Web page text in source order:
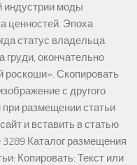
индустрии моды
ценностей. Эпоха
статус владельца
груди, окончательно
Скопировать
с другого
размещении статьи
и вставить в статью
Каталог размещения
Копировать: Текст или